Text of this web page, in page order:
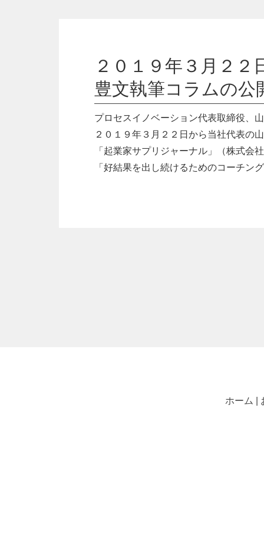
２０１９年３月２
豊文執筆コラムの公
プロセスイノベーション代表取締役、
２０１９年３月２２日から当社代表の
「起業家サプリジャーナル」（株式会
「好結果を出し続けるためのコーチン
ホーム |